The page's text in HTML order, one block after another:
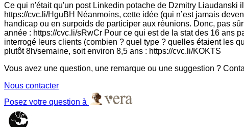
Ce qui n'était qu'un post Linkedin potache de Dzmitry Liaudanski
https://cvc.li/HguBH Néanmoins, cette idée (qui n’est jamais
handicap ou en surpoids de participer aux réunions. Donc, pas
année : https://cvc.li/sRwCr Pour ce qui est de la stat des 16 ans
interrogé leurs clients (combien ? quel type ? quelles étaient les
plutôt 8h/semaine, soit environ 8,5 ans : https://cvc.li/KOKTS
Vous avez une question, une remarque ou une suggestion ?
Nous contacter
Posez votre question à